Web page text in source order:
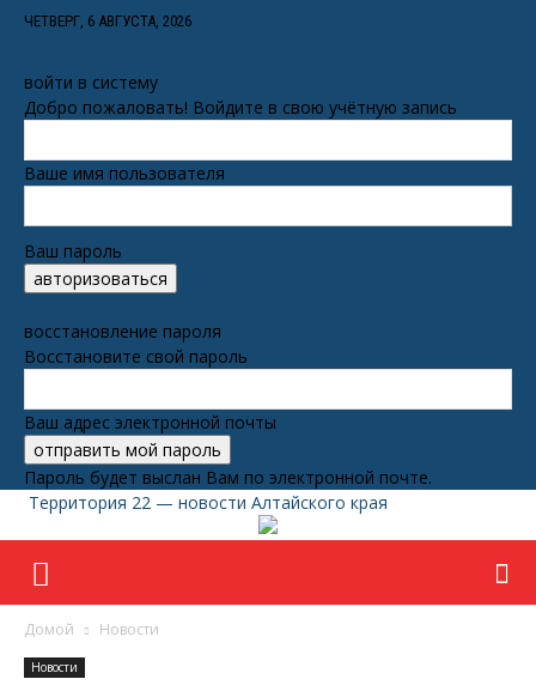
ЧЕТВЕРГ, 6 АВГУСТА, 2026
войти в систему
Добро пожаловать! Войдите в свою учётную запись
Ваше имя пользователя
Ваш пароль
восстановление пароля
Восстановите свой пароль
Ваш адрес электронной почты
Пароль будет выслан Вам по электронной почте.
Территория 22 — новости Алтайского края
Домой Новости
Новости